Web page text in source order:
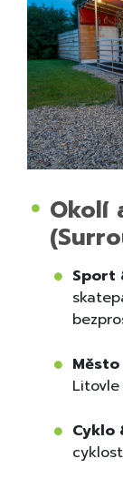
Okolí
Sport
Cyklo